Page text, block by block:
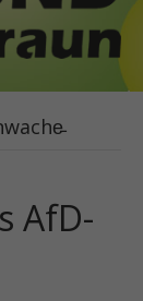
AfD-